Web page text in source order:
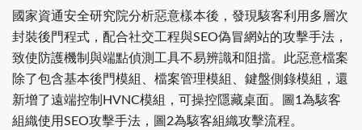
國家資通安全研究院分析惡意樣本後，發現駭客利用多層次
封裝後門程式，配合社交工程與SEO偽冒網站的攻擊手法，
致使防護機制與端點偵測工具不易辨識和阻擋。此惡意檔案
除了包含基本後門模組、檔案管理模組、鍵盤側錄模組，還
新增了遠端控制HVNC模組，可操控隱藏桌面。圖1為駭客
組織使用SEO攻擊手法，圖2為駭客組織攻擊流程。